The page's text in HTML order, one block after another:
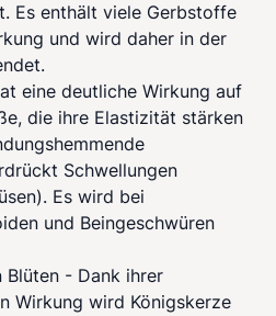
Es enthält viele Gerbstoffe
und wird daher in der
eine deutliche Wirkung auf
die ihre Elastizität stärken
Schwellungen
Es wird bei
und Beingeschwüren
Blüten - Dank ihrer
Wirkung wird Königskerze